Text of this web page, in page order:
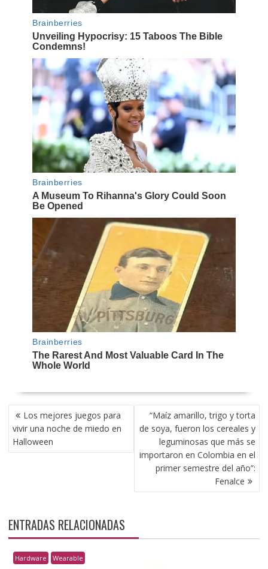
NAVEGACIÓN
DE
ENTRADAS
Los mejores juegos para
vivir una noche de miedo en
Halloween
“Maíz amarillo, trigo y torta
de soya, fueron los cereales y
leguminosas que más se
importaron en Colombia en el
primer semestre del año”:
Fenalce
ENTRADAS RELACIONADAS
Hardware Wearable